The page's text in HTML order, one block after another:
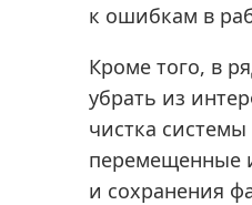
к ошибкам в
Кроме того, в
убрать из
чистка
перемещенные
и сохранения